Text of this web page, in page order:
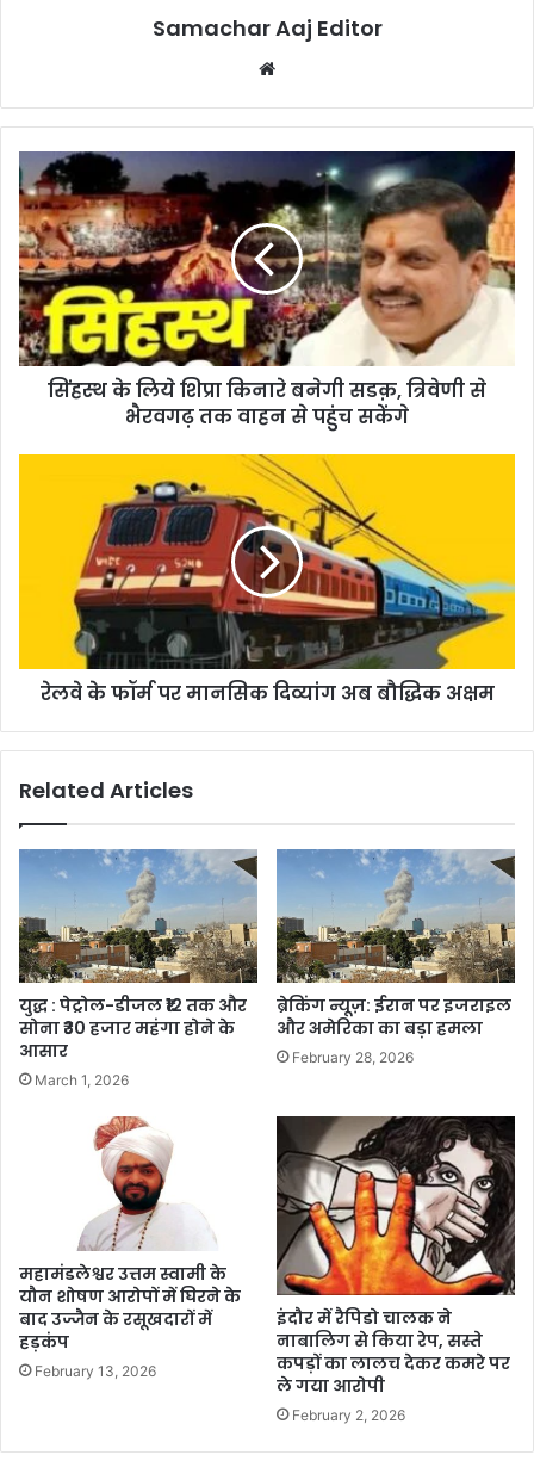
Samachar Aaj Editor
सिंहस्थ के लिये शिप्रा किनारे बनेगी सडक़, त्रिवेणी से
भैरवगढ़ तक वाहन से पहुंच सकेंगे
रेलवे के फॉर्म पर मानसिक दिव्यांग अब बौद्धिक अक्षम
Related Articles
युद्ध : पेट्रोल-डीजल ₹12 तक और
सोना ₹30 हजार महंगा होने के
आसार
March 1, 2026
ब्रेकिंग न्यूज़: ईरान पर इजराइल
और अमेरिका का बड़ा हमला
February 28, 2026
महामंडलेश्वर उत्तम स्वामी के
यौन शोषण आरोपों में घिरने के
बाद उज्जैन के रसूखदारों में
हड़कंप
February 13, 2026
इंदौर में रैपिडो चालक ने
नाबालिग से किया रेप, सस्ते
कपड़ों का लालच देकर कमरे पर
ले गया आरोपी
February 2, 2026